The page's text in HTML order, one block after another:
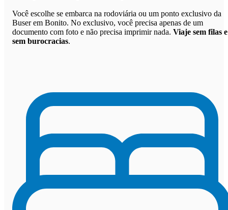
Você escolhe se embarca na rodoviária ou um ponto exclusivo da
Buser em Bonito. No exclusivo, você precisa apenas de um
documento com foto e não precisa imprimir nada. Viaje sem filas e
sem burocracias.